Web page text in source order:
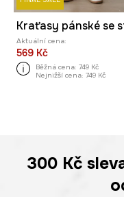
Aktuální cena:
569 Kč
Běžná cena: 749 Kč
Nejnižší cena: 749 Kč
300 Kč